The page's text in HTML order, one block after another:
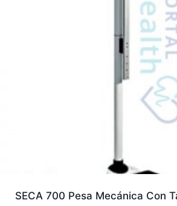
SECA 700 Pesa Mecánica Con